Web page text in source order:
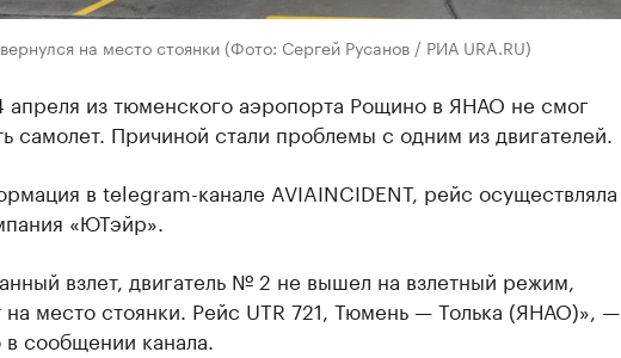
на место стоянки (Фото: Сергей Русанов / РИА URA.RU)
апреля из тюменского аэропорта Рощино в ЯНАО не смог
самолет. Причиной стали проблемы с одним из двигателей.
в telegram-канале AVIAINCIDENT, рейс осуществляла
«ЮТэйр».
взлет, двигатель № 2 не вышел на взлетный режим,
на место стоянки. Рейс UTR 721, Тюмень — Толька (ЯНАО)», —
в сообщении канала.